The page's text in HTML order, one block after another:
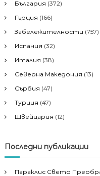
България (372)
Гърция (166)
Забележителности (757)
Испания (32)
Италия (38)
Северна Македония (13)
Сърбия (47)
Турция (47)
Швейцария (12)
Последни публикации
Параклис Свето